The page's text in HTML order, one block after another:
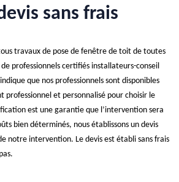
sans frais
travaux de pose de fenêtre de toit de toutes
de professionnels certifiés installateurs-conseil
que nos professionnels sont disponibles
professionnel et personnalisé pour choisir le
est une garantie que l’intervention sera
bien déterminés, nous établissons un devis
notre intervention. Le devis est établi sans frais